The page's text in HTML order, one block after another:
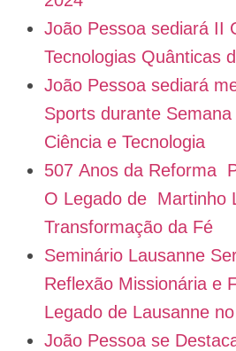
João Pessoa sediará II
Tecnologias Quânticas
João Pessoa sediará
Sports durante
Ciência e Tecnologia
507 Anos da Reforma
O Legado de Martinho
Transformação da Fé
Seminário Lausanne
Reflexão Missionária e
Legado de Lausanne
João Pessoa se